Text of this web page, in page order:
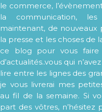
le commerce,
la communication,
maintenant, de nouveaux
la presse et les choses de
ce blog pour vous faire
d’actualités..vous qui
lire entre les lignes des
je vous livrerai mes
au fil de la semaine. Si
part des vôtres, n’hésitez